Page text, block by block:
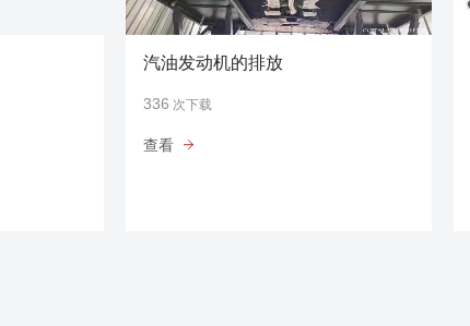
汽油发动机的排放
336 次下载
查看